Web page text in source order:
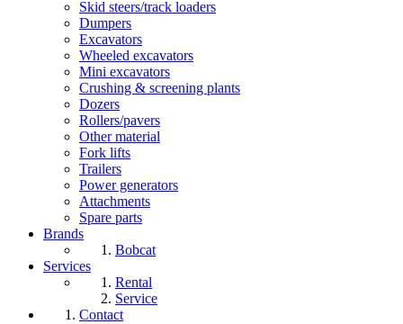
Skid steers/track loaders
Dumpers
Excavators
Wheeled excavators
Mini excavators
Crushing & screening plants
Dozers
Rollers/pavers
Other material
Fork lifts
Trailers
Power generators
Attachments
Spare parts
Brands
Bobcat
Services
Rental
Service
Contact